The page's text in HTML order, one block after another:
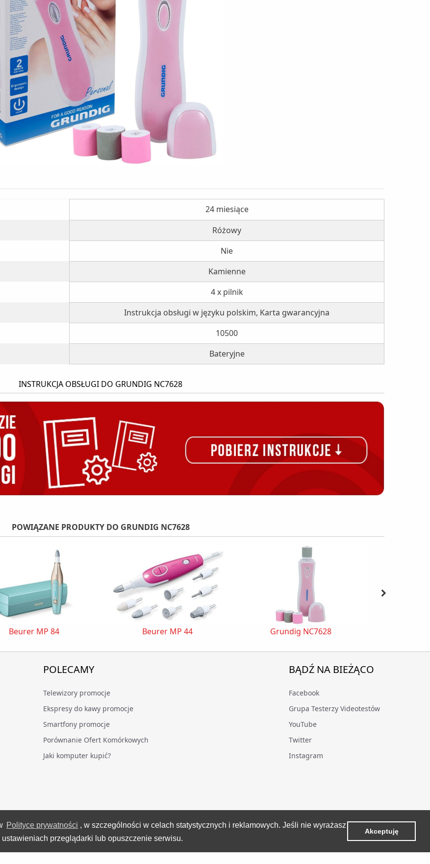
Polityce prywatności , w szczególności w celach statystycznych i reklamowych. Jeśli nie wyrażasz
przeglądarki lub opuszczenie serwisu.
Akceptuję
24 miesiące
Różowy
Nie
Kamienne
4 x pilnik
Instrukcja obsługi w języku polskim, Karta gwarancyjna
10500
Bateryjne
INSTRUKCJA OBSŁUGI DO GRUNDIG NC7628
POWIĄZANE PRODUKTY DO GRUNDIG NC7628
Beurer MP 84 Beurer MP 44 Grundig NC7628
POLECAMY
Telewizory promocje
Ekspresy do kawy promocje
Smartfony promocje
Porównanie Ofert Komórkowych
Jaki komputer kupić?
BĄDŹ NA BIEŻĄCO
Facebook
Grupa Testerzy Videotestów
YouTube
Twitter
Instagram
VideoTesty.pl Wszelkie prawa zastrzeżone
Wygenerowano 07 sierpnia 2026 roku